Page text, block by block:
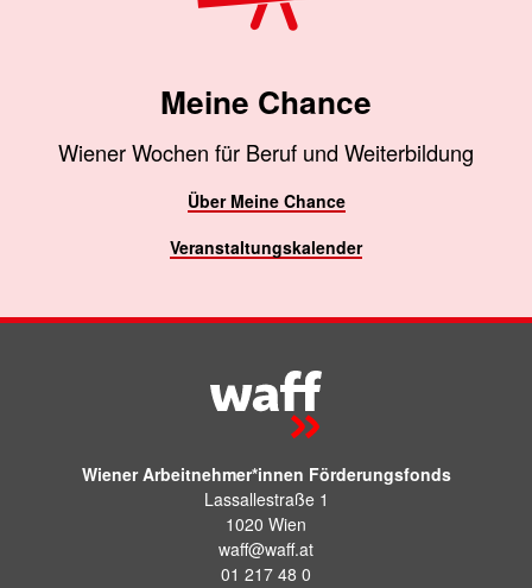
Meine Chance
Wiener Wochen für Beruf und Weiterbildung
Über Meine Chance
Veranstaltungskalender
Wiener Arbeitnehmer*innen Förderungsfonds
Lassallestraße 1
1020 Wien
waff@waff.at
01 217 48 0